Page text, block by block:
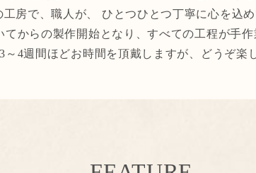
房で、職人が、 ひとつひとつ丁寧に心を込め
てからの製作開始となり、すべての工程が手作
～4週間ほどお時間を頂戴しますが、どうぞ楽